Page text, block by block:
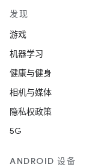
发现
游戏
机器学习
健康与健身
相机与媒体
隐私权政策
5G
ANDROID 设备